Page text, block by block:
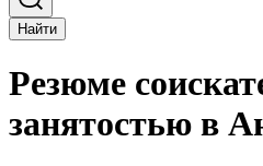
Найти
Резюме
занятостью в